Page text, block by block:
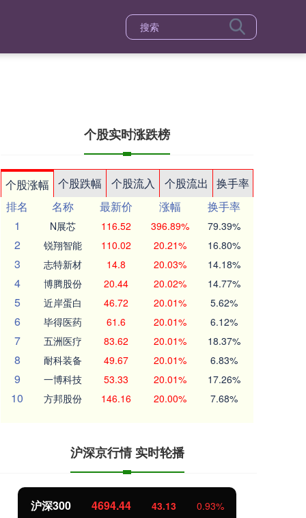
个股实时涨跌榜
个股涨幅 个股跌幅 个股流入 个股流出
换手率
排名
名称 最新价 涨幅
换手率
1
N展芯 116.52 396.89% 79.39%
2 锐翔智能 110.02 20.21% 16.80%
3 志特新材 14.8 20.03% 14.18%
4 博腾股份 20.44 20.02% 14.77%
5 近岸蛋白 46.72 20.01% 5.62%
6 毕得医药 61.6 20.01% 6.12%
7 五洲医疗 83.62 20.01% 18.37%
8 耐科装备 49.67 20.01% 6.83%
9 一博科技 53.33 20.01% 17.26%
10 方邦股份 146.16 20.00% 7.68%
沪深京行情 实时轮播
北证50 1134.24 11.37 1.01%